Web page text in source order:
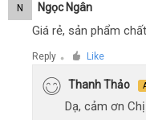
N Ngọc Ngân
Giá rẻ, sản phẩm
Reply ● Like
Thanh Thảo
Dạ, cảm ơn